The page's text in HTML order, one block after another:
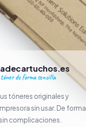
de forma sencilla
tóneres originales y
sin usar. De forma
complicaciones.